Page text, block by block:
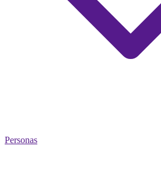
Personas